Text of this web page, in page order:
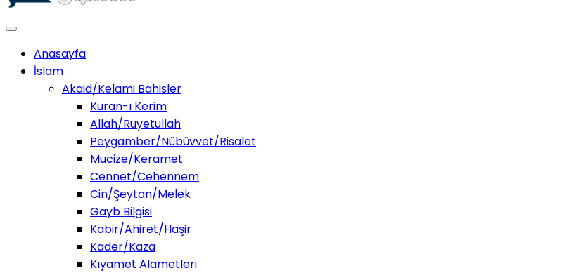
Anasayfa
İslam
Akaid/Kelami Bahisler
Kuran-ı Kerim
Allah/Ruyetullah
Peygamber/Nübüvvet/Risalet
Mucize/Keramet
Cennet/Cehennem
Cin/Şeytan/Melek
Gayb Bilgisi
Kabir/Ahiret/Haşir
Kader/Kaza
Kıyamet Alametleri